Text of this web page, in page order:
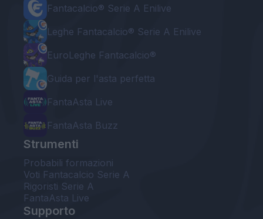
Fantacalcio® Serie A Enilive
Leghe Fantacalcio® Serie A Enilive
EuroLeghe Fantacalcio®
Guida per l'asta perfetta
FantaAsta Live
FantaAsta Buzz
Strumenti
Probabili formazioni
Voti Fantacalcio Serie A
Rigoristi Serie A
FantaAsta Live
Supporto